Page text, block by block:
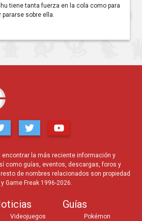
tiene tanta fuerza en la cola como para
pararse sobre ella.
encontrar la más reciente información y
como guías, eventos, descargas, foros y
de nombres relacionados son propiedad
Game Freak 1996-2026.
Videojuegos
Guías
Pokémon